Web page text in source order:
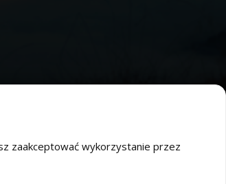
zaakceptować wykorzystanie przez